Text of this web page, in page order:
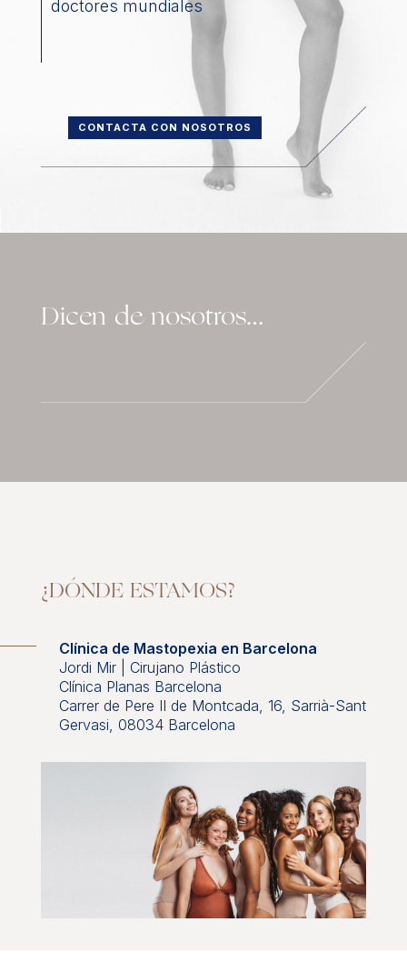
doctores mundiales
CONTACTA CON NOSOTROS
Dicen de nosotros…
¿DÓNDE ESTAMOS?
Clínica de Mastopexia en Barcelona
Jordi Mir | Cirujano Plástico
Clínica Planas Barcelona
Carrer de Pere II de Montcada, 16, Sarrià-Sant
Gervasi, 08034 Barcelona